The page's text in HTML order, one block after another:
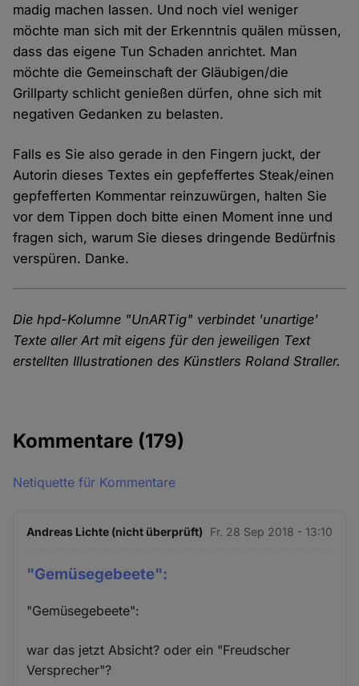
madig machen lassen. Und noch viel weniger
möchte man sich mit der Erkenntnis quälen müssen,
dass das eigene Tun Schaden anrichtet. Man
möchte die Gemeinschaft der Gläubigen/die
Grillparty schlicht genießen dürfen, ohne sich mit
negativen Gedanken zu belasten.
Falls es Sie also gerade in den Fingern juckt, der
Autorin dieses Textes ein gepfeffertes Steak/einen
gepfefferten Kommentar reinzuwürgen, halten Sie
vor dem Tippen doch bitte einen Moment inne und
fragen sich, warum Sie dieses dringende Bedürfnis
verspüren. Danke.
Die hpd-Kolumne "UnARTig" verbindet 'unartige'
Texte aller Art mit eigens für den jeweiligen Text
erstellten Illustrationen des Künstlers Roland Straller.
Kommentare (179)
Netiquette für Kommentare
Andreas Lichte (nicht überprüft) Fr. 28 Sep 2018 - 13:10
"Gemüsegebeete":
"Gemüsegebeete":
war das jetzt Absicht? oder ein "Freudscher
Versprecher"?